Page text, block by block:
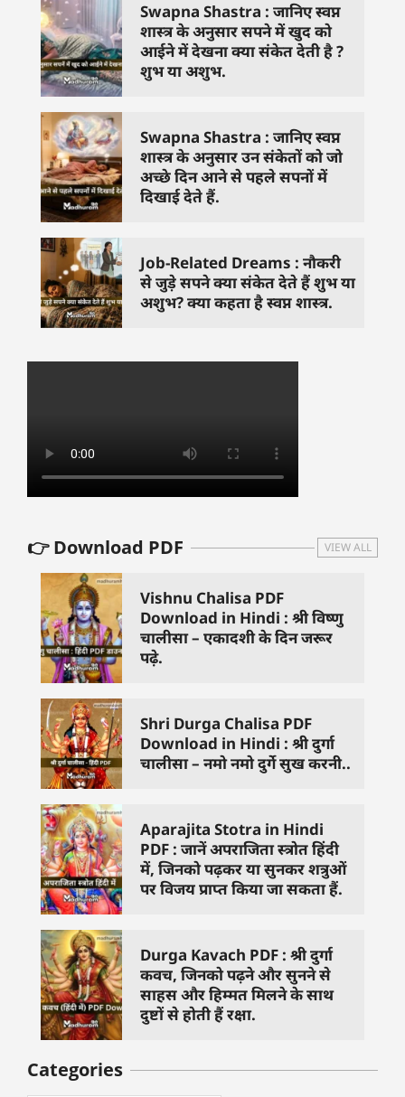
Swapna Shastra : जानिए स्वप्न
शास्त्र के अनुसार सपने में खुद को
आईने में देखना क्या संकेत देती है ?
शुभ या अशुभ.
Swapna Shastra : जानिए स्वप्न
शास्त्र के अनुसार उन संकेतों को जो
अच्छे दिन आने से पहले सपनों में
दिखाई देते हैं.
Job-Related Dreams : नौकरी
से जुड़े सपने क्या संकेत देते हैं शुभ या
अशुभ? क्या कहता है स्वप्न शास्त्र.
👉 Download PDF VIEW ALL
Vishnu Chalisa PDF
Download in Hindi : श्री विष्णु
चालीसा – एकादशी के दिन जरूर
पढ़े.
Shri Durga Chalisa PDF
Download in Hindi : श्री दुर्गा
चालीसा – नमो नमो दुर्गे सुख करनी..
Aparajita Stotra in Hindi
PDF : जानें अपराजिता स्त्रोत हिंदी
में, जिनको पढ़कर या सुनकर शत्रुओं
पर विजय प्राप्त किया जा सकता हैं.
Durga Kavach PDF : श्री दुर्गा
कवच, जिनको पढ़ने और सुनने से
साहस और हिम्मत मिलने के साथ
दुष्टों से होती हैं रक्षा.
Categories